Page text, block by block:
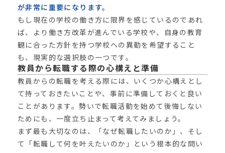
が非常に重要になります。
もし現在の学校の働き方に限界を感じているのであれ
ば、より働き方改革が進んでいる学校や、自身の教育
観に合った方針を持つ学校への異動を希望すること
も、現実的な選択肢の一つです。
教員から転職する際の心構えと準備
教員からの転職を考える際には、いくつか心構えとし
て持っておきたいことや、事前に準備しておくと良い
ことがあります。勢いで転職活動を始めて後悔しない
ためにも、一度立ち止まって考えてみましょう。
まず最も大切なのは、「なぜ転職したいのか」、そし
て「転職して何を叶えたいのか」という根本的な問い